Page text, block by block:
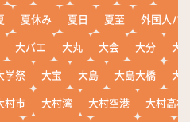
夏休み 夏日 夏至
外国人バ
大バエ 大丸 大会 大分
大
学祭 大宝 大島 大島大橋
大
村市 大村湾 大村空港
大村高校